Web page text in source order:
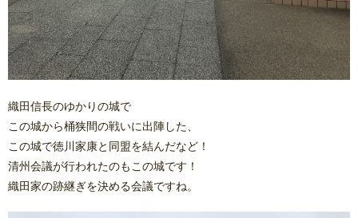
織田信長のゆかりの城で
この城から桶狭間の戦いに出陣した、
この城で徳川家康と同盟を結んだなど！
清州会議が行われたのもこの城です！
織田家の跡継ぎを決める会議ですね。